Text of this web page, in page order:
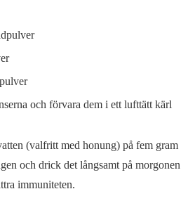
och förvara dem i ett lufttätt kärl
(valfritt med honung) på fem gram
och drick det långsamt på morgonen
immuniteten.